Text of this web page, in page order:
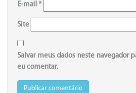
E-mail *
Site
Salvar meus dados neste navegador
eu comentar.